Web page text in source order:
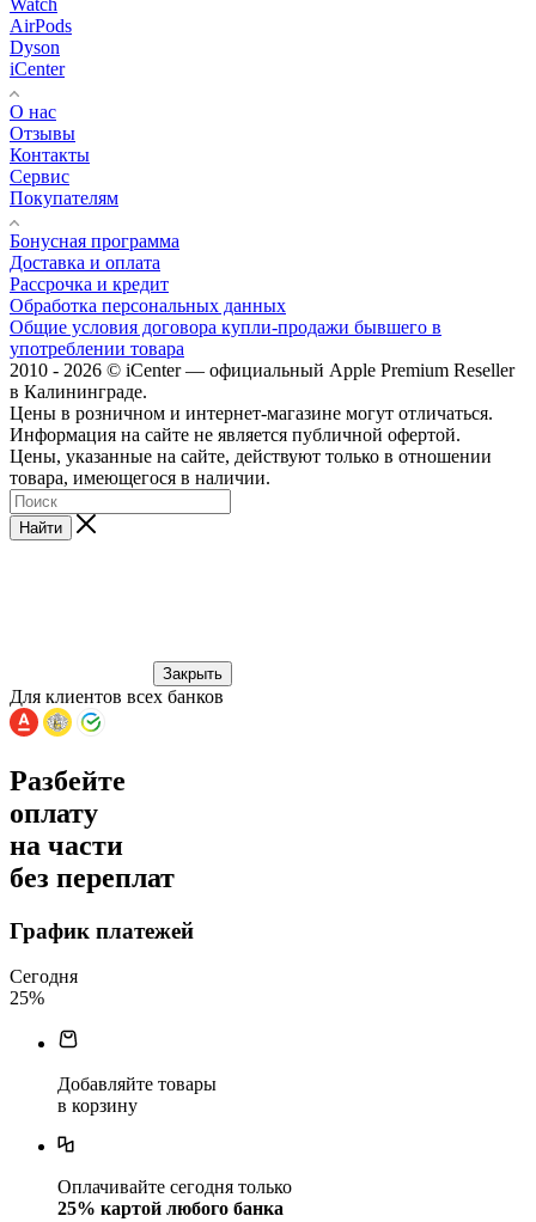
AirPods
Dyson
iCenter
О нас
Отзывы
Контакты
Сервис
Покупателям
Бонусная программа
Доставка и оплата
Рассрочка и кредит
Обработка персональных данных
Общие условия договора купли-продажи бывшего в
употреблении товара
2010 - 2026 © iCenter — официальный Apple Premium Reseller
в Калининграде.
Цены в розничном и интернет-магазине могут отличаться.
Информация на сайте не является публичной офертой.
Цены, указанные на сайте, действуют только в отношении
товара, имеющегося в наличии.
Найти
Закрыть
Для клиентов всех банков
Разбейте
оплату
на части
без переплат
График платежей
Сегодня
25%
Добавляйте товары
в корзину
Оплачивайте сегодня только
25% картой любого банка